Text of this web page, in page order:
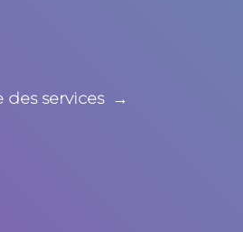
services →